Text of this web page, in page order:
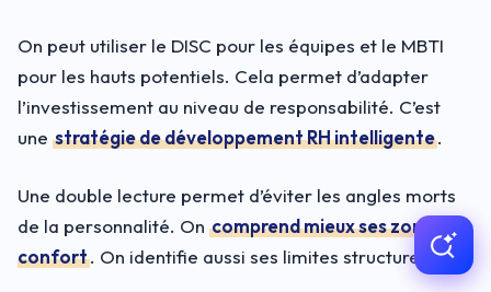
On peut utiliser le DISC pour les équipes et le MBTI
pour les hauts potentiels. Cela permet d’adapter
l’investissement au niveau de responsabilité. C’est
une stratégie de développement RH intelligente.
Une double lecture permet d’éviter les angles morts
de la personnalité. On comprend mieux ses zones de
confort. On identifie aussi ses limites structurelles.